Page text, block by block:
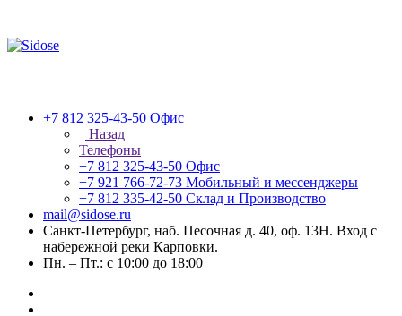
+7 812 325-43-50 Офис
Назад
Телефоны
+7 812 325-43-50 Офис
+7 921 766-72-73 Мобильный и мессенджеры
+7 812 335-42-50 Склад и Производство
mail@sidose.ru
Санкт-Петербург, наб. Песочная д. 40, оф. 13Н. Вход с
набережной реки Карповки.
Пн. – Пт.: с 10:00 до 18:00